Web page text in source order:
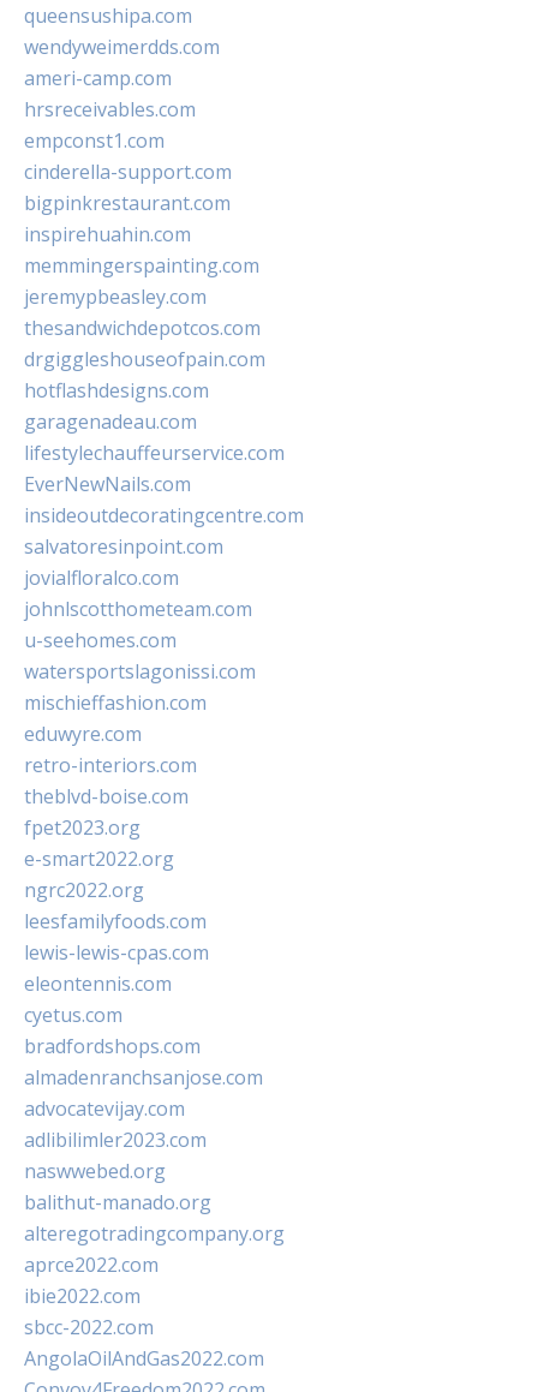
queensushipa.com
wendyweimerdds.com
ameri-camp.com
hrsreceivables.com
empconst1.com
cinderella-support.com
bigpinkrestaurant.com
inspirehuahin.com
memmingerspainting.com
jeremypbeasley.com
thesandwichdepotcos.com
drgiggleshouseofpain.com
hotflashdesigns.com
garagenadeau.com
lifestylechauffeurservice.com
EverNewNails.com
insideoutdecoratingcentre.com
salvatoresinpoint.com
jovialfloralco.com
johnlscotthometeam.com
u-seehomes.com
watersportslagonissi.com
mischieffashion.com
eduwyre.com
retro-interiors.com
theblvd-boise.com
fpet2023.org
e-smart2022.org
ngrc2022.org
leesfamilyfoods.com
lewis-lewis-cpas.com
eleontennis.com
cyetus.com
bradfordshops.com
almadenranchsanjose.com
advocatevijay.com
adlibilimler2023.com
naswwebed.org
balithut-manado.org
alteregotradingcompany.org
aprce2022.com
ibie2022.com
sbcc-2022.com
AngolaOilAndGas2022.com